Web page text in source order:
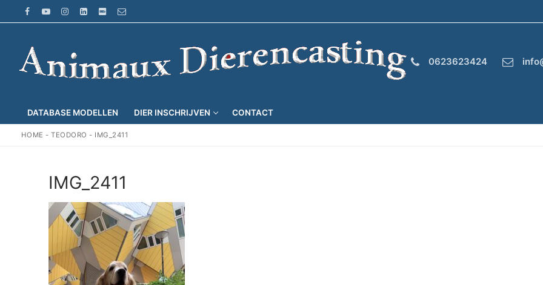
naar
inhoud
0623623424
DATABASE MODELLEN DIER INSCHRIJVEN CONTACT
HOME -TEODORO - IMG_2411
IMG_2411